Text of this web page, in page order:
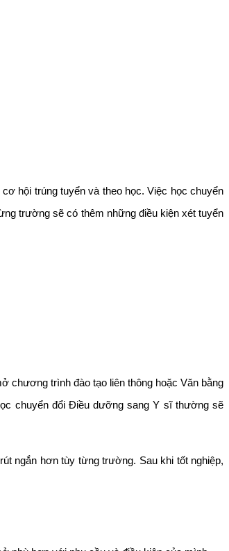
hội trúng tuyển và theo học. Việc học chuyển
trường sẽ có thêm những điều kiện xét tuyển
chương trình đào tạo liên thông hoặc Văn bằng
chuyển đổi Điều dưỡng sang Y sĩ thường sẽ
ngắn hơn tùy từng trường. Sau khi tốt nghiệp,